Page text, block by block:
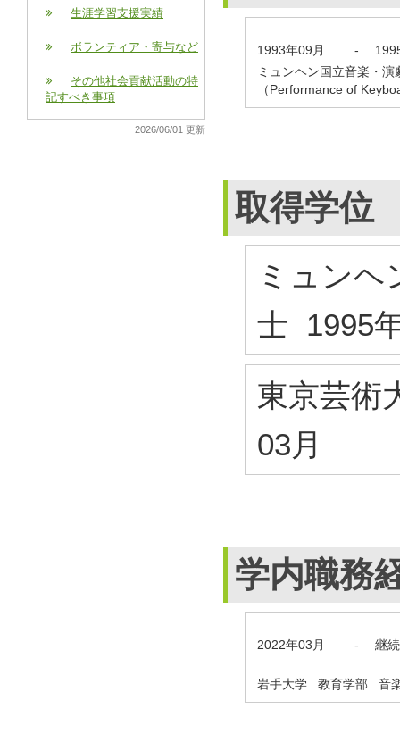
生涯学習支援実績
ボランティア・寄与など
その他社会貢献活動の特
記すべき事項
2026/06/01 更新
1993年09月 -
ミュンヘン国立音楽・
（Performance of
取得学位
ミュン
士 1995
東京芸術
03月
学内職務
2022年03月 - 継
岩手大学 教育学部 音